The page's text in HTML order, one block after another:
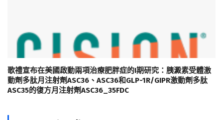
歌禮宣布在美國啟動兩項治療肥胖症的I期研究：胰澱素受體激
動劑多肽月注射劑ASC36、ASC36和GLP-1R/GIPR激動劑多肽
ASC35的復方月注射劑ASC36_35FDC